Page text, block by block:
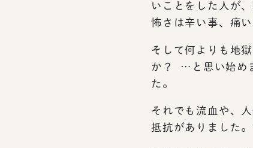
いことをした人が
怖さは辛い事、痛
そして何よりも地
か？ …と思い始め
た。
それでも流血や、
抵抗がありました